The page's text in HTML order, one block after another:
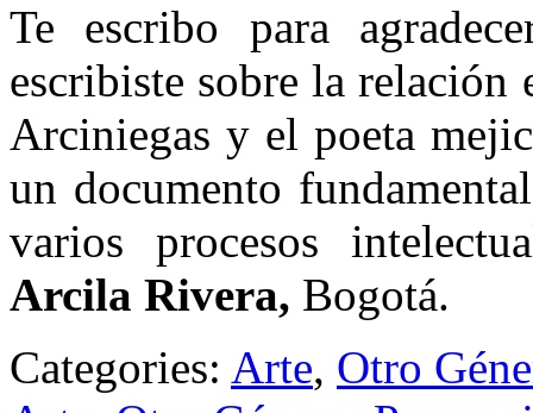
Te escribo para
escribiste sobre la relación
Arciniegas y el poeta
un documento
varios procesos
Arcila Rivera, Bogotá.
Categories: Arte, Otro